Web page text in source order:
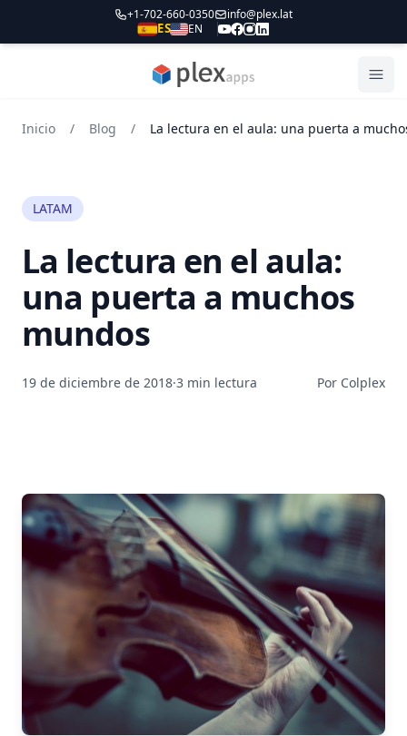
+1-702-660-0350 info@plex.lat
ES EN
PLEXapps
Inicio / Blog /
LATAM
La lectura en el aula:
una puerta a muchos
mundos
19 de diciembre de 2018·3 min lectura Por Colplex